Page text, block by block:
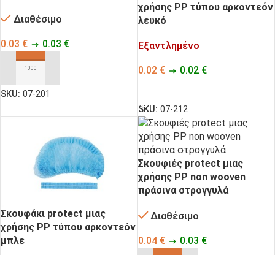
Διαθέσιμο
0.03 € 0.03 €
SKU: 07-201
χρήσης ΡΡ τύπου αρκοντεόν
λευκό
Εξαντλημένο
0.02 € 0.02 €
SKU: 07-212
Σκουφάκι protect μιας
χρήσης ΡΡ τύπου αρκοντεόν
μπλε
Σκουφιές protect μιας
χρήσης ΡΡ non wooven
πράσινα στρογγυλά
Διαθέσιμο
0.04 € 0.03 €